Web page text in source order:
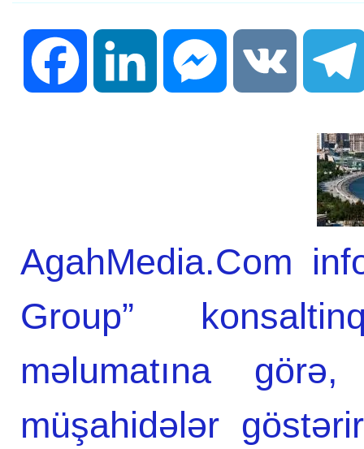
Facebook LinkedIn Messenger VK
AgahMedia.Com
Group”
məlumatına
müşahidələr